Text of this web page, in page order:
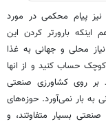
پیام محکمی در مورد
اینکه بارورتر کردن این
محلی و جهانی به غذا
حساب کنید و از انها
بر روی کشاورزی صنعتی
به بار نمی‌آورد. حوزه‌های
بسیار متفاوتند، و